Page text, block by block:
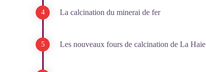
La calcination du minerai de fer
Les nouveaux fours de calcination de La Haie